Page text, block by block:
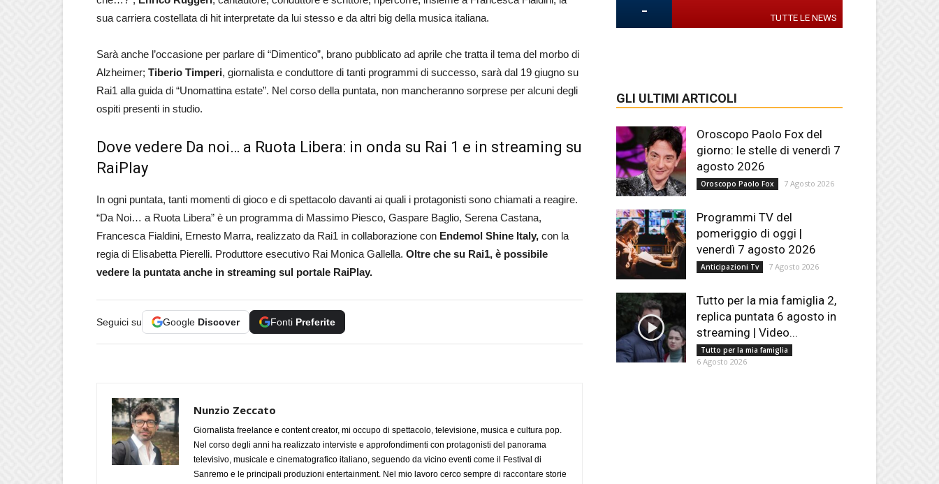
sua carriera costellata di hit interpretate da lui stesso e da altri big della musica italiana.
Sarà anche l’occasione per parlare di “Dimentico”, brano pubblicato ad aprile che tratta il tema del morbo di
Alzheimer; Tiberio Timperi, giornalista e conduttore di tanti programmi di successo, sarà dal 19 giugno su
Rai1 alla guida di “Unomattina estate”. Nel corso della puntata, non mancheranno sorprese per alcuni degli
ospiti presenti in studio.
Dove vedere Da noi… a Ruota Libera: in onda su Rai 1 e in streaming su
RaiPlay
In ogni puntata, tanti momenti di gioco e di spettacolo davanti ai quali i protagonisti sono chiamati a reagire.
“Da Noi… a Ruota Libera” è un programma di Massimo Piesco, Gaspare Baglio, Serena Castana,
Francesca Fialdini, Ernesto Marra, realizzato da Rai1 in collaborazione con Endemol Shine Italy, con la
regia di Elisabetta Pierelli. Produttore esecutivo Rai Monica Gallella. Oltre che su Rai1, è possibile
vedere la puntata anche in streaming sul portale RaiPlay.
Seguici su Google Discover Fonti Preferite
Nunzio Zeccato
Giornalista freelance e content creator, mi occupo di spettacolo, televisione, musica e cultura pop.
Nel corso degli anni ha realizzato interviste e approfondimenti con protagonisti del panorama
televisivo, musicale e cinematografico italiano, seguendo da vicino eventi come il Festival di
Sanremo e le principali produzioni entertainment. Nel mio lavoro cerco sempre di raccontare storie
- TUTTE LE NEWS
GLI ULTIMI ARTICOLI
Oroscopo Paolo Fox del
giorno: le stelle di venerdì 7
agosto 2026
Oroscopo Paolo Fox 7 Agosto 2026
Programmi TV del
pomeriggio di oggi |
venerdì 7 agosto 2026
Anticipazioni Tv 7 Agosto 2026
Tutto per la mia famiglia 2,
replica puntata 6 agosto in
streaming | Video...
Tutto per la mia famiglia
6 Agosto 2026